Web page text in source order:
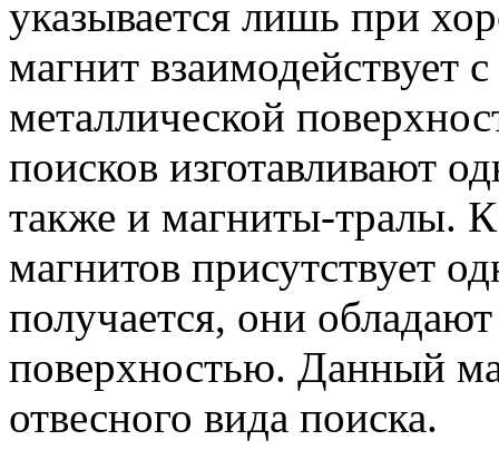
указывается лишь при
магнит взаимодействует
металлической
поисков изготавливают
также и магниты-тралы.
магнитов присутствует
получается, они
поверхностью. Данный
отвесного вида поиска.